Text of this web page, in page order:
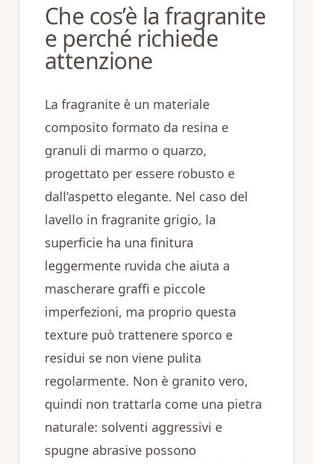
Che cos’è la fragranite
e perché richiede
attenzione
La fragranite è un materiale
composito formato da resina e
granuli di marmo o quarzo,
progettato per essere robusto e
dall’aspetto elegante. Nel caso del
lavello in fragranite grigio, la
superficie ha una finitura
leggermente ruvida che aiuta a
mascherare graffi e piccole
imperfezioni, ma proprio questa
texture può trattenere sporco e
residui se non viene pulita
regolarmente. Non è granito vero,
quindi non trattarla come una pietra
naturale: solventi aggressivi e
spugne abrasive possono